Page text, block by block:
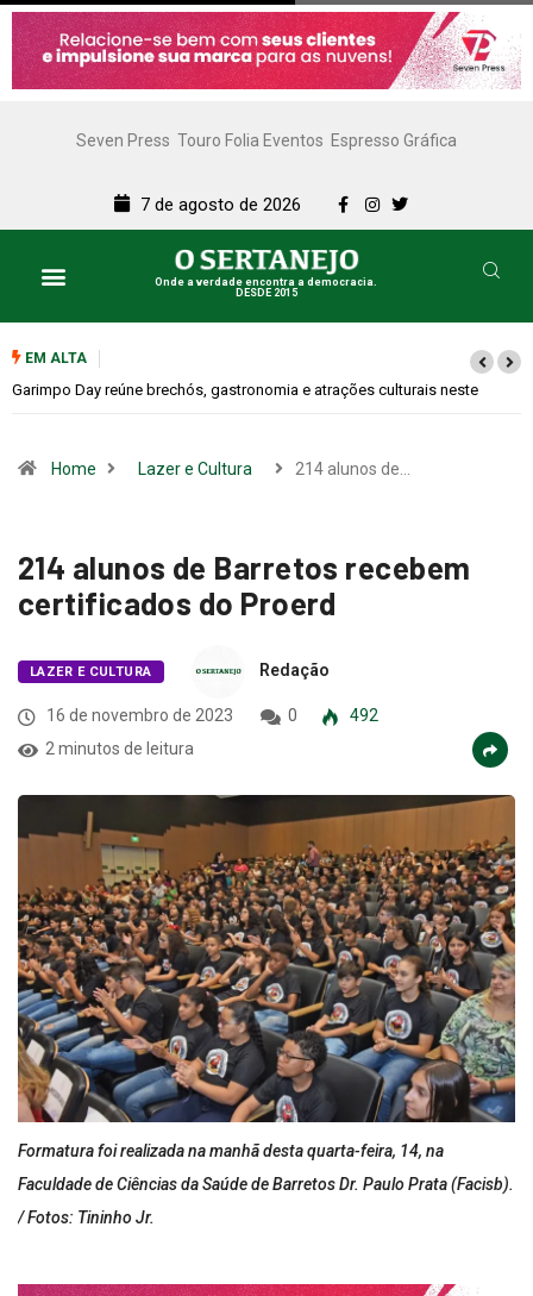
Seven Press Touro Folia Eventos Espresso Gráfica
7 de agosto de 2026
Onde a verdade encontra a democracia.
DESDE 2015
EM ALTA
Bugonia transforma paranoia e conspiração em um suspense
Home Lazer e Cultura 214 alunos de…
214 alunos de Barretos recebem
certificados do Proerd
LAZER E CULTURA Redação
16 de novembro de 2023 0
492
2 minutos de leitura
Formatura foi realizada na manhã desta quarta-feira, 14, na
Faculdade de Ciências da Saúde de Barretos Dr. Paulo Prata (Facisb).
/ Fotos: Tininho Jr.